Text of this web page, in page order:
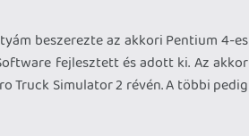
beszerezte az akkori Pentium 4-es
fejlesztett és adott ki. Az akkor
Truck Simulator 2 révén. A többi pedig